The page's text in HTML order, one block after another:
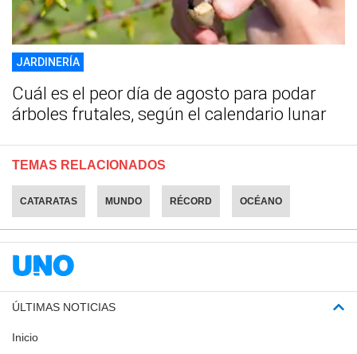
JARDINERÍA
Cuál es el peor día de agosto para podar
árboles frutales, según el calendario lunar
TEMAS RELACIONADOS
CATARATAS MUNDO RÉCORD OCÉANO
ÚLTIMAS NOTICIAS
Inicio